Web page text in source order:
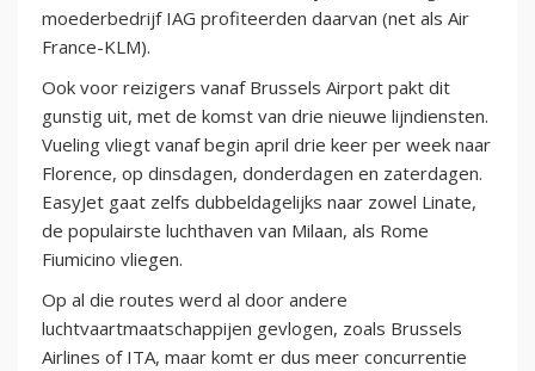
moederbedrijf IAG profiteerden daarvan (net als Air
France-KLM).
Ook voor reizigers vanaf Brussels Airport pakt dit
gunstig uit, met de komst van drie nieuwe lijndiensten.
Vueling vliegt vanaf begin april drie keer per week naar
Florence, op dinsdagen, donderdagen en zaterdagen.
EasyJet gaat zelfs dubbeldagelijks naar zowel Linate,
de populairste luchthaven van Milaan, als Rome
Fiumicino vliegen.
Op al die routes werd al door andere
luchtvaartmaatschappijen gevlogen, zoals Brussels
Airlines of ITA, maar komt er dus meer concurrentie